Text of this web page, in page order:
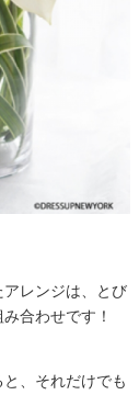
アレンジは、とび
合わせです！
、それだけでも